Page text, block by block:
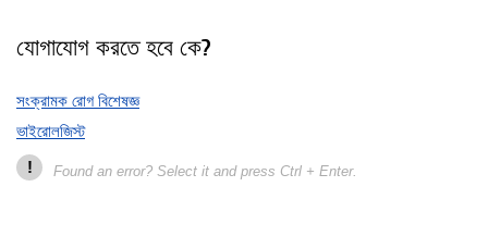
যোগাযোগ করতে হবে কে?
সংক্রামক রোগ বিশেষজ্ঞ
ভাইরোলজিস্ট
!
Found an error? Select it and press Ctrl + Enter.